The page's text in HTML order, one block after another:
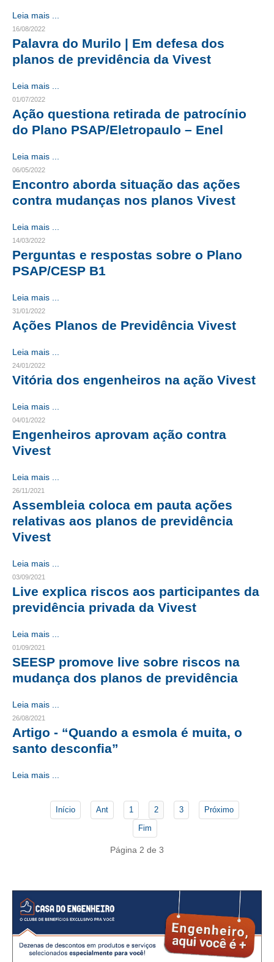
TRANSPARÊNCIA
JURÍDICO
ACORDOS, CONVENÇÕES E DISSÍDIOS
CONTRIBUIÇÕES
CONTRIBUIÇÃO ASSOCIATIVA OU ANUIDADE DE SÓCIO
CONTRIBUIÇÃO SINDICAL URBANA
FGTS EXPURGOS
FGTS CORREÇÃO
LEGISLAÇÃO
LEI 4.950-A/1966 – PISO SALARIAL
HOMOLOGAÇÕES
PISO SALARIAL
APRESENTAÇÃO
AUTÔNOMOS E SERVIÇOS
GUIA DAS ENGENHARIAS
CONTATO
ENGENHEIRO EMPREENDEDOR
SEESP EDUCAÇÃO
PLATAFORMAS GRATUITAS
APOSENTADORIA
SEESPPREV
CONSÓRCIOS
CAMPANHAS SALARIAIS
Leia mais ...
16/08/2022
Palavra do Murilo | Em defesa dos
planos de previdência da Vivest
Leia mais ...
01/07/2022
Ação questiona retirada de patrocínio
do Plano PSAP/Eletropaulo – Enel
Leia mais ...
06/05/2022
Encontro aborda situação das ações
contra mudanças nos planos Vivest
Leia mais ...
14/03/2022
Perguntas e respostas sobre o Plano
PSAP/CESP B1
Leia mais ...
31/01/2022
Ações Planos de Previdência Vivest
Leia mais ...
24/01/2022
Vitória dos engenheiros na ação Vivest
Leia mais ...
04/01/2022
Engenheiros aprovam ação contra
Vivest
Leia mais ...
26/11/2021
Assembleia coloca em pauta ações
relativas aos planos de previdência
Vivest
Leia mais ...
03/09/2021
Live explica riscos aos participantes da
previdência privada da Vivest
Leia mais ...
01/09/2021
SEESP promove live sobre riscos na
mudança dos planos de previdência
Leia mais ...
26/08/2021
Artigo - “Quando a esmola é muita, o
santo desconfia”
Leia mais ...
Início Ant 1 2 3
Próximo
Fim
Página 2 de 3